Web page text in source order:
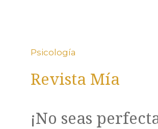
Psicología
Revista Mía
¡No seas